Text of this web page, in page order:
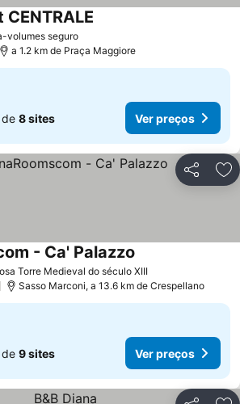
volumes seguro
a 1.2 km de Praça Maggiore
8 sites Ver preços
Partilhar
Torre Medieval do século XIII
- Ca' Palazzo
Sasso Marconi, a 13.6 km de Crespellano
9 sites Ver preços